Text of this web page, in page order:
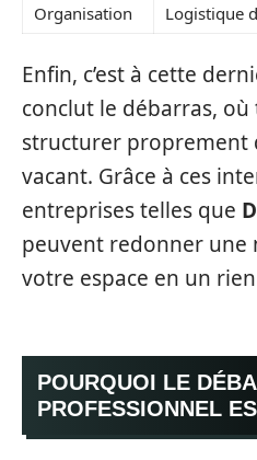
Organisation
Logistique
Enfin, c’est à cette
conclut le débarras,
structurer proprement
vacant. Grâce à ces
entreprises telles que
peuvent redonner une
votre espace en un
POURQUOI LE
PROFESSIONNEL